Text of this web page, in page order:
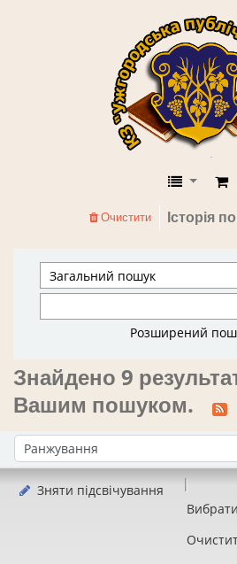
КЗ
Історія
Очистити
Розширений
Знайдено 9
Вашим пошуком.
Сортувати за:
Зняти підсвічування